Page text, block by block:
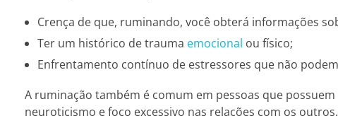
Crença de que, ruminando, você obterá informações
Ter um histórico de trauma emocional ou físico;
Enfrentamento contínuo de estressores que não
A ruminação também é comum em pessoas que
neuroticismo e foco excessivo nas relações com os outros.